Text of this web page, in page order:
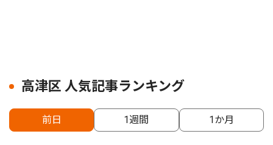
高津区 人気記事ランキング
前日 1週間 1か月